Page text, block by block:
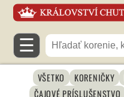
☰
VŠETKO KORENIČKY
ČAJOVÉ PRÍSLUŠENSTVO